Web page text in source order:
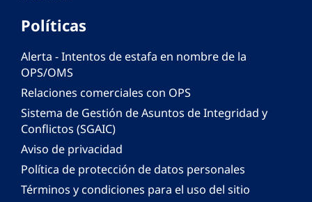
Políticas
Alerta - Intentos de estafa en nombre de la
OPS/OMS
Relaciones comerciales con OPS
Sistema de Gestión de Asuntos de Integridad y
Conflictos (SGAIC)
Aviso de privacidad
Política de protección de datos personales
Términos y condiciones para el uso del sitio